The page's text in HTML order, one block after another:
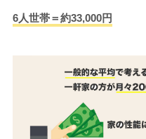
6人世帯＝約33,000円